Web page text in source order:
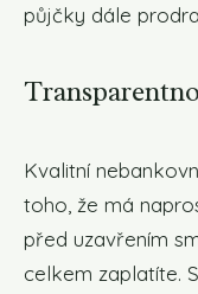
půjčky dále
Kvalitní
toho, že má
před uzavřením
celkem zaplatíte.